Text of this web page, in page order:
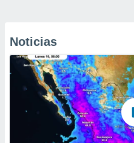
Noticias